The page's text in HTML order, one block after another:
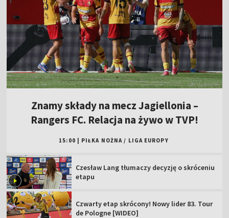
Znamy składy na mecz Jagiellonia –
Rangers FC. Relacja na żywo w TVP!
15:00 PIŁKA NOŻNA / LIGA EUROPY
Czesław Lang tłumaczy decyzję o skróceniu
etapu
Czwarty etap skrócony! Nowy lider 83. Tour
de Pologne [WIDEO]